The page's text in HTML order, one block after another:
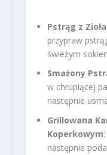
Pstrąg z
przypraw
świeżym
Smażony
w chrupiącej
następnie
Grillowana
Koperkowym
następnie